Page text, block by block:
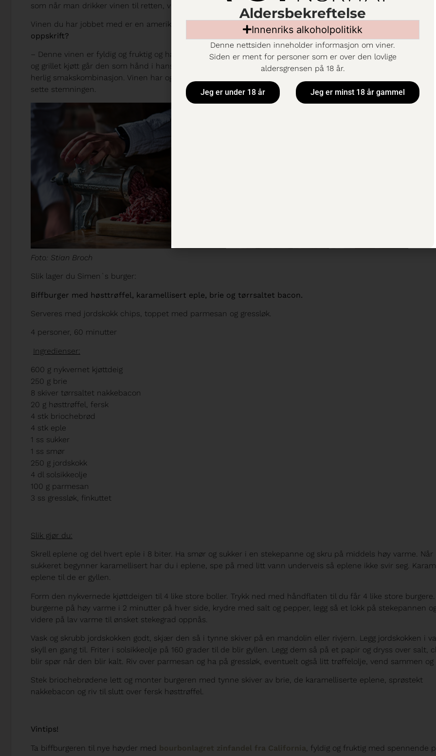
som når man drikker vinen til retten, virkelig spennende.
Vinen du har jobbet med er en amerikansk Zinfandel lagret på amerikanske bourbonfat. Hvordan passer den
oppskrift?
– Denne vinen er fyldig og fruktig og har masse særpreg; blant annet fra bourbonfatene den er lagret på, så til
og grillet kjøtt går den som hånd i hanske. I tillegg gir det lette sødmepreget i vinen og de karamelliserte eplene
herlig smakskombinasjon. Vinen har også undertoner som passer perfekt til vintersesongen vi er i nå, den
sette stemningen.
Foto: Stian Broch
Slik lager du Simen`s burger:
Biffburger med høsttrøffel, karamellisert eple, brie og tørrsaltet bacon.
Serveres med jordskokk chips, toppet med parmesan og gressløk.
4 personer, 60 minutter
Ingredienser:
600 g nykvernet kjøttdeig
250 g brie
8 skiver tørrsaltet nakkebacon
20 g høsttrøffel, fersk
4 stk briochebrød
4 stk eple
1 ss sukker
1 ss smør
250 g jordskokk
4 dl solsikkeolje
100 g parmesan
3 ss gressløk, finkuttet
Slik gjør du:
Skrell eplene og del hvert eple i 8 biter. Ha smør og sukker i en stekepanne og skru på middels høy varme. Når
sukkeret begynner karamellisert har du i eplene, spe på med litt vann underveis så eplene ikke svir seg.
eplene til de er gyllen.
Form den nykvernede kjøttdeigen til 4 like store boller. Trykk ned med håndflaten til du får 4 like store
burgerne på høy varme i 2 minutter på hver side, krydre med salt og pepper, legg så et lokk på stekepannen
videre på lav varme til ønsket stekegrad oppnås.
Vask og skrubb jordskokken godt, skjær den så i tynne skiver på en mandolin eller rivjern. Legg jordskokken i
skyll en gang til. Friter i solsikkeolje på 160 grader til de blir gyllen. Legg dem så på et papir og dryss over salt,
blir spør når den blir kalt. Riv over parmesan og ha på gressløk, eventuelt også litt trøffelolje, vend sammen og
Stek briochebrødene lett og monter burgeren med tynne skiver av brie, de karamelliserte eplene, sprøstekt
nakkebacon og riv til slutt over fersk høsttrøffel.
Vintips!
Ta biffburgeren til nye høyder med bourbonlagret zinfandel fra California , fyldig og fruktig med spennende
Aldersbekreftelse
Innenriks alkoholpolitikk
Denne nettsiden inneholder informasjon om viner.
Siden er ment for personer som er over den lovlige
aldersgrensen på 18 år.
Jeg er under 18 år Jeg er minst 18 år gammel